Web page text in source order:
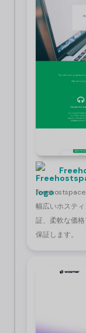
幅広いホステ
証、柔軟な価
保証します。